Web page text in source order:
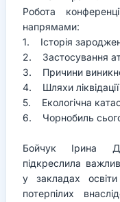
Робота
напрямами:
1. Історія
2. Застосування
3. Причини
4. Шляхи ліквідації
5. Екологічна
6. Чорнобиль
Бойчук Ірина
підкреслила
у закладах
потерпілих